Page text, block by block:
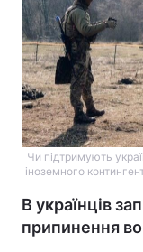
Чи підтримують
іноземного
В українців
припинення